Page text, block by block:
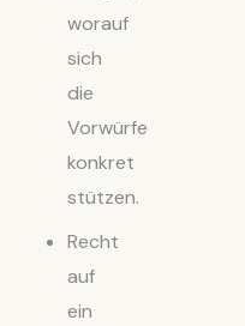
worauf
sich
die
Vorwürfe
konkret
stützen.
Recht
auf
ein